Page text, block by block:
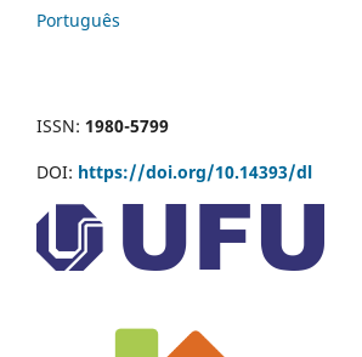
Português
ISSN: 1980-5799
DOI: https://doi.org/10.14393/dl